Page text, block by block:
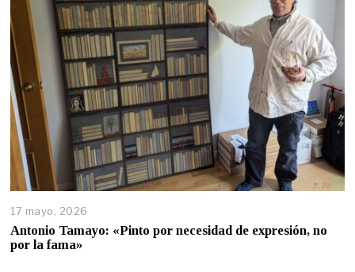
17 mayo, 2026
Antonio Tamayo: «Pinto por necesidad de expresión, no
por la fama»